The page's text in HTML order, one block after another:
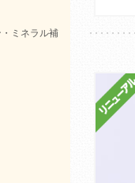
ミネラル補